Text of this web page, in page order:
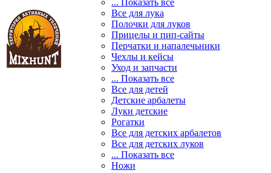
... Показать все
Все для лука
Полочки для луков
Прицелы и пип-сайты
Перчатки и напалечьники
Чехлы и кейсы
Уход и запчасти
... Показать все
Все для детей
Детские арбалеты
Луки детские
Рогатки
Все для детских арбалетов
Все для детских луков
... Показать все
Ножи